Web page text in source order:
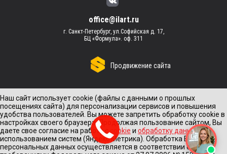
office@ilart.ru
г. Санкт-Петербург, ул.Софийская д. 17,
БЦ «Формула». оф. 311
Продвижение сайта
Наш сайт использует cookie (файлы с данными о прошлых
посещениях сайта) для персонализации сервисов и повышения
удобства пользователей. Вы можете запретить обработку cookie в
настройках своего браузера. Продолжая пользование сайтом, Вы
даете свое согласие на работу с cookie и обработку данныхс
использованием систем (Яндекс Метрика). Обработка Ваших
персональных данных осуществляется в соответствии с